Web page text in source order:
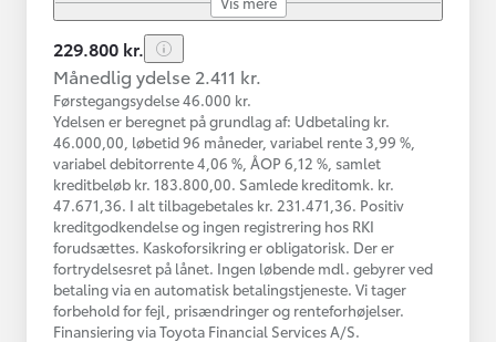
229.800 kr.
Månedlig ydelse 2.411 kr.
Førstegangsydelse 46.000 kr.
Ydelsen er beregnet på grundlag af: Udbetaling kr.
46.000,00, løbetid 96 måneder, variabel rente 3,99 %,
variabel debitorrente 4,06 %, ÅOP 6,12 %, samlet
kreditbeløb kr. 183.800,00. Samlede kreditomk. kr.
47.671,36. I alt tilbagebetales kr. 231.471,36. Positiv
kreditgodkendelse og ingen registrering hos RKI
forudsættes. Kaskoforsikring er obligatorisk. Der er
fortrydelsesret på lånet. Ingen løbende mdl. gebyrer ved
betaling via en automatisk betalingstjeneste. Vi tager
forbehold for fejl, prisændringer og renteforhøjelser.
Finansiering via Toyota Financial Services A/S.